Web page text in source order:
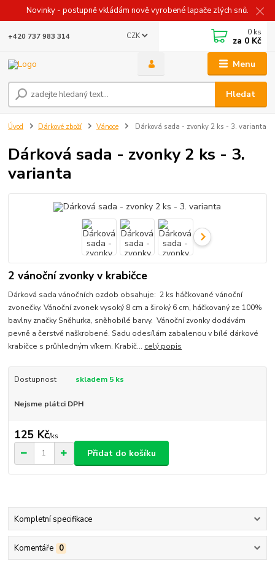
Novinky - postupně vkládám nově vyrobené lapače zlých snů.
Menu
CZK
Hledat
+420 737 983 314 0 ks
za 0 Kč
Úvod Dárkové zboží Vánoce Dárková sada - zvonky 2 ks - 3. varianta
Dárková sada - zvonky 2 ks - 3.
varianta
2 vánoční zvonky v krabičce
Dárková sada vánočních ozdob obsahuje: 2 ks háčkované vánoční
zvonečky. Vánoční zvonek vysoký 8 cm a široký 6 cm, háčkovaný ze 100%
bavlny značky Sněhurka, sněhobílé barvy. Vánoční zvonky dodávám
pevně a čerstvě naškrobené. Sadu odesílám zabalenou v bílé dárkové
krabičce s průhledným víkem. Krabič... celý popis
Dostupnost skladem 5 ks
Nejsme plátci DPH
125 Kč/ks
Přidat do košíku
Kompletní specifikace
Komentáře 0